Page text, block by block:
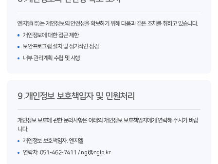
엔지엘(주)는 개인정보의 안전성을 확보하기 위해 다음과 같은 조치를 취하고 있습니다.
개인정보에 대한 접근 제한
보안프로그램 설치 및 정기적인 점검
내부 관리계획 수립 및 시행
9.개인정보 보호책임자 및 민원처리
개인정보 보호에 관한 문의사항은 아래의 개인정보 보호책임자에게 연락해 주시기 바랍
니다.
개인정보 보호책임자: 엔지엘
연락처: 051-462-7411 / ngl@nglp.kr